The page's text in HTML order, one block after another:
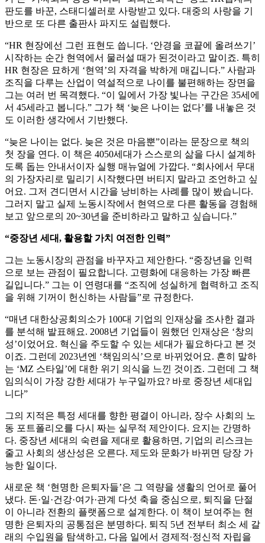
판도를 바꾼, 스태디셀러로 사랑받고 있다. 대중의 사랑을 기
반으로 또 다른 출판사 파지도 설립했다.
“HR 현장에선 그런 표현도 씁니다. ‘안경을 코끝에 올려쓰기’
시작하는 순간 현역에서 물러설 때가 된것이라고 말이죠. 특히
HR 현장은 묘하게 ‘현역’의 자격을 박하게 매깁니다.” 사람과
조직을 다루는 산업이 역설적으로 나이를 불편해하는 장면을
그는 여러 번 목격했다. “이 일에서 가장 빛나는 구간은 35세에
서 45세라고 봅니다.” 그가 책 ‘늦은 나이는 없다’를 내놓은 것
도 이러한 생각에서 기반했다.
“늦은 나이는 없다. 늦은 것은 마음뿐”이라는 문장으로 책의
첫 장을 연다. 이 책은 4050세대가 스스로의 삶을 다시 설계하
도록 돕는 안내서이자 실행 매뉴얼에 가깝다. “회사에서 무대
의 가장자리로 밀리기 시작했다면 버티지 말라고 조언하고 싶
어요. 그저 견디면서 시간을 낭비하는 사례를 많이 봤습니다.
그러지 말고 실제 노동시작에서 현역으로 다른 활동을 경험해
보고 앞으로의 20~30년을 준비하라고 말하고 싶습니다.”
“중장년 세대, 활용할 가치 여전한 인력”
그는 노동시장의 관점을 바꾸자고 제안한다. “중장년을 인력
으로 보는 관점이 필요합니다. 고령화에 대응하는 가장 빠른
길입니다.” 그는 이 연령대를 “조직에 성실하게 협력하고 조직
을 위해 기꺼이 헌신하는 사람들”로 규정한다.
“매년 대한상공회의소가 100대 기업의 인재상을 조사한 결과
를 분석해 발표해요. 2008년 기업들이 원했던 인재상은 ‘창의
성’이었어요. 혁신을 주도할 수 있는 세대가 필요하다고 본 것
이죠. 그런데 2023년엔 ‘책임의식’으로 바뀌었어요. 흔히 말하
는 ‘MZ 스타일’에 대한 위기 의식을 느낀 것이죠. 그런데 그 책
임의식이 가장 강한 세대가 누구일까요? 바로 중장년 세대입
니다”
그의 지적은 특정 세대를 향한 평결이 아니라, 장수 사회의 노
동 포트폴리오를 다시 짜는 실무적 제안이다. 요지는 간명하
다. 중장년 세대의 숙련을 제대로 활용하면, 기업의 리스크는
줄고 사회의 생산성은 오른다. 제도와 문화가 바뀌면 당장 가
능한 일이다.
새로운 책 ‘현명한 은퇴자들’은 그 역량을 생활의 언어로 풀어
냈다. 돈·일·건강·여가·관계 다섯 축을 중심으로, 퇴직을 단절
이 아니라 전환의 플랫폼으로 설계한다. 이 책이 보여주는 현
명한 은퇴자의 공통점은 분명하다. 퇴직 5년 전부터 최소 세 갈
래의 수입원을 탐색하고, 다음 일에서 경제적·정신적 자립을